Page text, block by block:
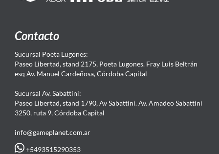
Contacto
Sucursal Poeta Lugones:
Paseo Libertad, stand 2175, Poeta Lugones. Fray Luis Beltrán
esq Av. Manuel Cardeñosa, Córdoba Capital
Sucursal Av. Sabattini:
Paseo Libertad, stand 1790, Av Sabattini. Av. Amadeo Sabattini
3250, ruta 9, Córdoba Capital
info@gameplanet.com.ar
+5493515290353